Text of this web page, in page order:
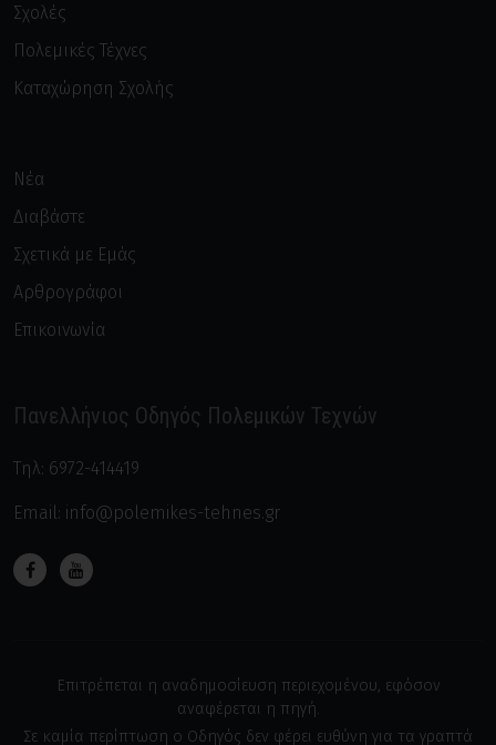
Σχολές
Πολεμικές Τέχνες
Καταχώρηση Σχολής
Νέα
Διαβάστε
Σχετικά με Εμάς
Αρθρογράφοι
Επικοινωνία
Πανελλήνιος Οδηγός Πολεμικών Τεχνών
Τηλ: 6972-414419
Email: info@polemikes-tehnes.gr
Επιτρέπεται η αναδημοσίευση περιεχομένου, εφόσον
αναφέρεται η πηγή.
Σε καμία περίπτωση ο Οδηγός δεν φέρει ευθύνη για τα γραπτά